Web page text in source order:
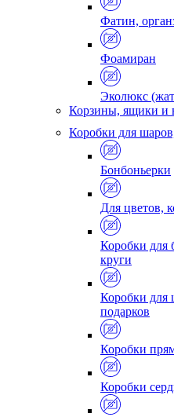
Фатин,
Фоамиран
Эколюкс
Корзины, ящики и
Коробки для
Бонбоньерки
Для цветов,
Коробки для
круги
Коробки для
подарков
Коробки
Коробки